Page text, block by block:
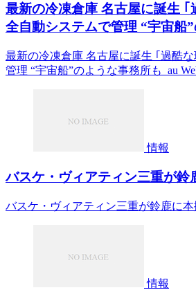
最新の冷凍倉庫 名古屋に誕生
全自動システムで管理 “宇宙船
最新の冷凍倉庫 名古屋に誕生 ｢過酷
管理 “宇宙船”のような事務所も au
情報
バスケ・ヴィアティン三重が鈴
バスケ・ヴィアティン三重が鈴鹿に
情報